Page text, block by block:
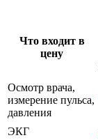
Что входит в
цену
Осмотр врача,
измерение пульса,
давления
ЭКГ